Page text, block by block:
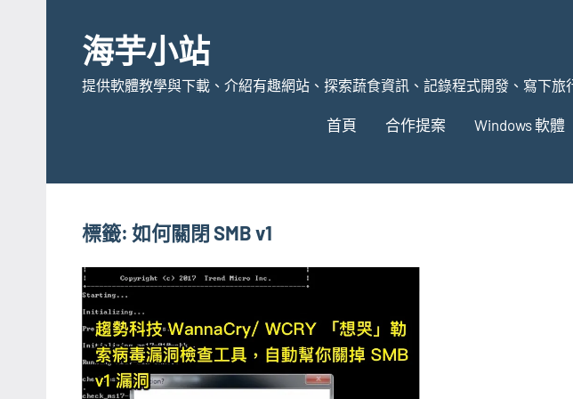
content海芋小站
提供軟體教學與下載、介紹有趣網站、探索蔬食資訊、記錄程式開發、寫下旅
首頁 合作提案 Windows 軟體
標籤: 如何關閉 SMB v1